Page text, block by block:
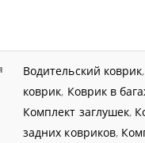
Водительский коврик
коврик, Коврик в
Комплект заглушек,
задних ковриков,